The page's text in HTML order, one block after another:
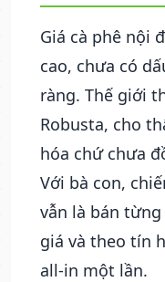
Giá cà phê nội
cao, chưa có
ràng. Thế giới
Robusta, cho
hóa chứ chưa
Với bà con,
vẫn là bán
giá và theo tín
all-in một lần.